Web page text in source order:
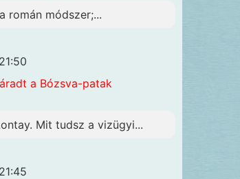
román módszer;...
a Bózsva-patak
Mit tudsz a vizügyi...